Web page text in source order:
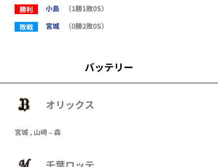
勝利 小島
（1勝1敗0S）
敗戦
宮城 （0勝2敗0S）
バッテリー
オリックス
宮城 , 山崎–森